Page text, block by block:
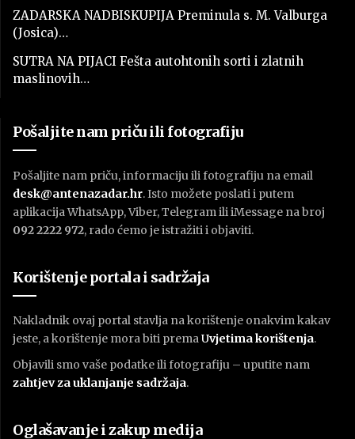
ZADARSKA NADBISKUPIJA Preminula s. M. Valburga
(Josica)…
SUTRA NA PIJACI Fešta autohtonih sorti i zlatnih
maslinovih…
Pošaljite nam priču ili fotografiju
Pošaljite nam priču, informaciju ili fotografiju na email
desk@antenazadar.hr. Isto možete poslati i putem
aplikacija WhatsApp, Viber, Telegram ili iMessage na broj
092 2222 972, rado ćemo je istražiti i objaviti.
Korištenje portala i sadržaja
Nakladnik ovaj portal stavlja na korištenje onakvim kakav
jeste, a korištenje mora biti premaUvjetima korištenja.
Objavili smo vaše podatke ili fotografiju – uputite nam
zahtjev za uklanjanje sadržaja.
Oglašavanje i zakup medija